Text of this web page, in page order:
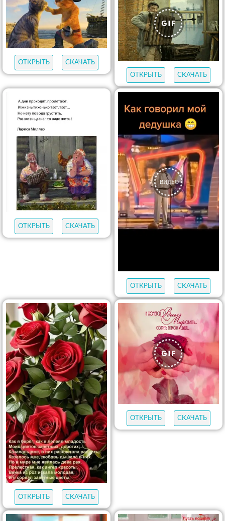
ОТКРЫТЬ
СКАЧАТЬ
ОТКРЫТЬ
СКАЧАТЬ
ОТКРЫТЬ СКАЧАТЬ
ОТКРЫТЬ СКАЧАТЬ
ОТКРЫТЬ СКАЧАТЬ
ОТКРЫТЬ СКАЧАТЬ